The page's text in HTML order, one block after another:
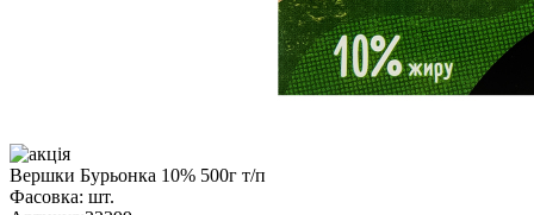
Вершки Бурьонка 10% 500г т/п
Фасовка: шт.